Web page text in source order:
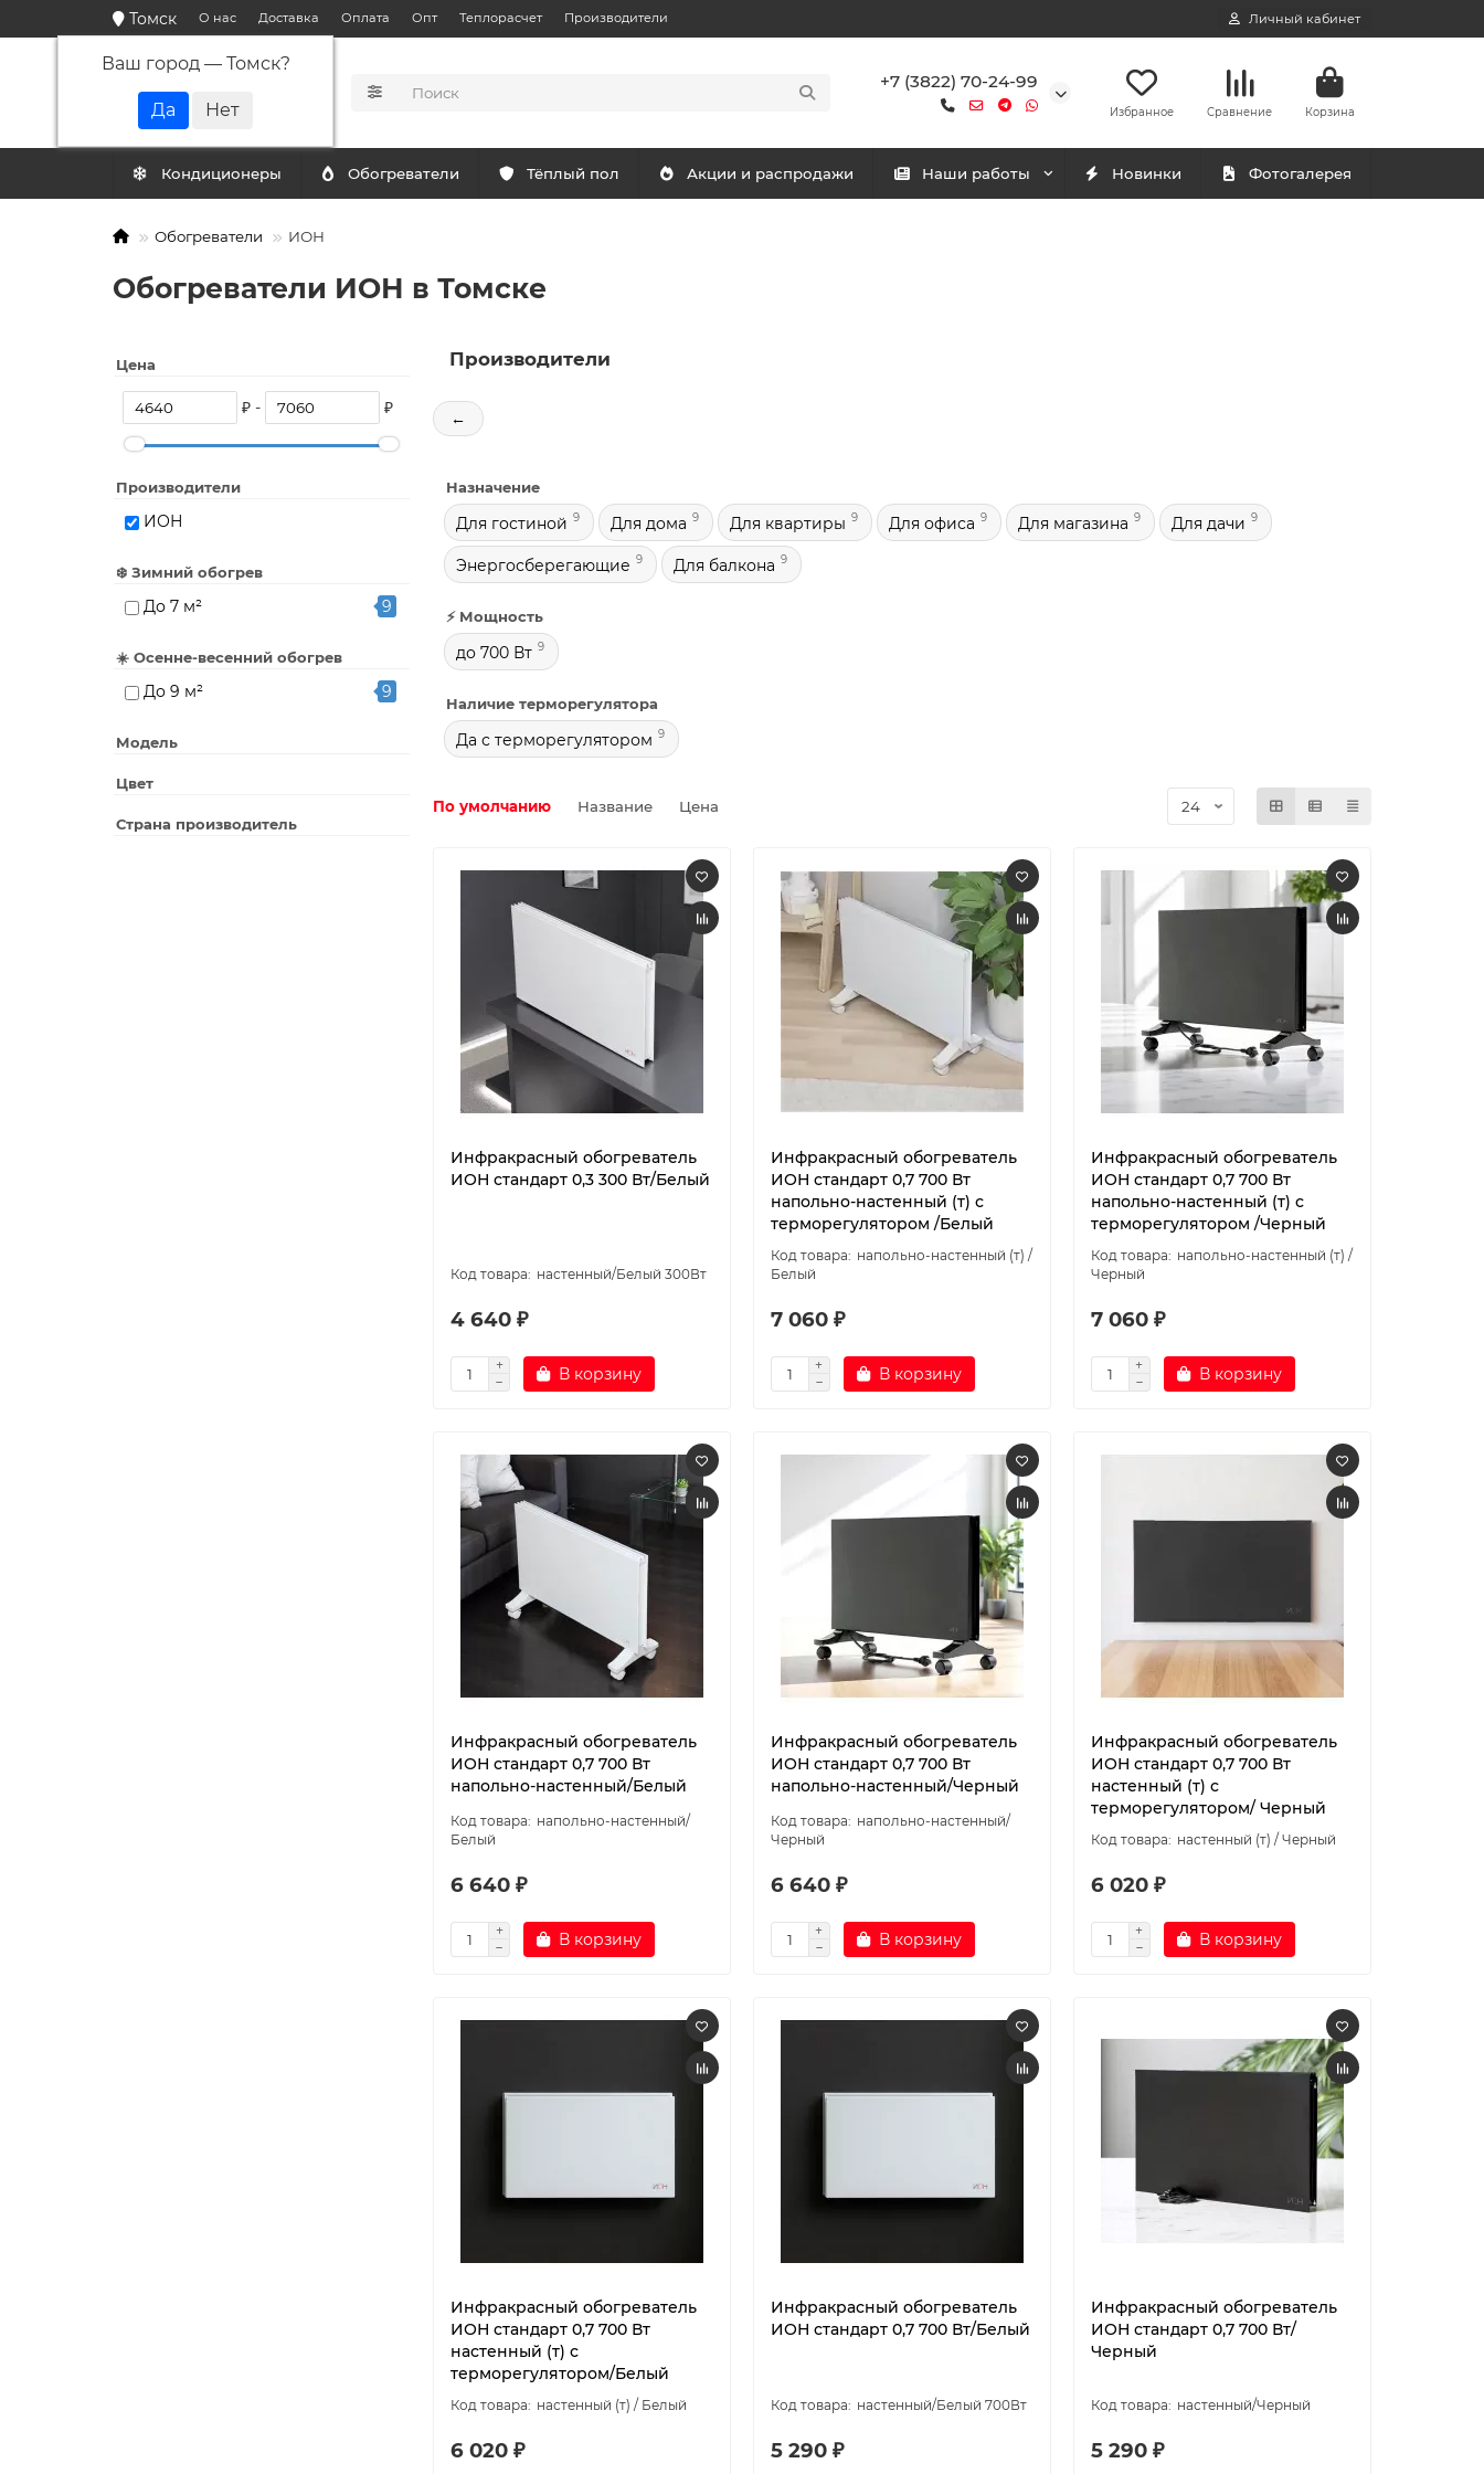
Томск
Ваш город — Томск?
О нас Доставка Оплата Опт Теплорасчет Производители Личный кабинет
+7 (3822) 70-24-99
Избранное Сравнение Корзина
Кондиционеры Обогреватели Тёплый пол Акции и распродажи Наши работы Новинки Фотогалерея
Обогреватели ИОН
Обогреватели ИОН в Томске
Цена
₽ - ₽
Производители
ИОН
❄️ Зимний обогрев
До 7 м² 9
☀️ Осенне-весенний обогрев
До 9 м² 9
Модель
Цвет
Страна производитель
Производители
←
Назначение
Для гостиной 9 Для дома 9 Для квартиры 9 Для офиса 9 Для магазина 9 Для дачи 9
Энергосберегающие 9 Для балкона 9
⚡ Мощность
до 700 Вт 9
Наличие терморегулятора
Да с терморегулятором 9
По умолчанию Название Цена
Инфракрасный обогреватель
ИОН стандарт 0,3 300 Вт/Белый
настенный/Белый 300Вт
4 640 ₽
В корзину
Инфракрасный обогреватель
ИОН стандарт 0,7 700 Вт
напольно-настенный (т) с
терморегулятором /Белый
напольно-настенный (т) /
Белый
7 060 ₽
В корзину
Инфракрасный обогреватель
ИОН стандарт 0,7 700 Вт
напольно-настенный (т) с
терморегулятором /Черный
напольно-настенный (т) /
Черный
7 060 ₽
В корзину
Инфракрасный обогреватель
ИОН стандарт 0,7 700 Вт
напольно-настенный/Белый
напольно-настенный/
Белый
6 640 ₽
В корзину
Инфракрасный обогреватель
ИОН стандарт 0,7 700 Вт
напольно-настенный/Черный
напольно-настенный/
Черный
6 640 ₽
В корзину
Инфракрасный обогреватель
ИОН стандарт 0,7 700 Вт
настенный (т) с
терморегулятором/ Черный
настенный (т) / Черный
6 020 ₽
В корзину
Инфракрасный обогреватель
ИОН стандарт 0,7 700 Вт
настенный (т) с
терморегулятором/Белый
настенный (т) / Белый
6 020 ₽
Инфракрасный обогреватель
ИОН стандарт 0,7 700 Вт/Белый
настенный/Белый 700Вт
5 290 ₽
Инфракрасный обогреватель
ИОН стандарт 0,7 700 Вт/
Черный
настенный/Черный
5 290 ₽